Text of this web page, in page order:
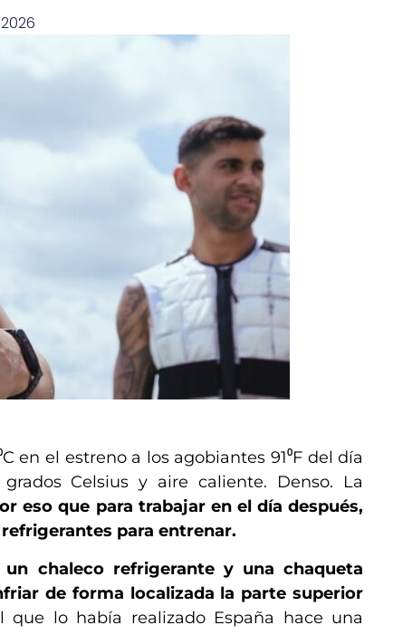
en el estreno a los agobiantes 91⁰F del día
Celsius y aire caliente. Denso. La
eso que para trabajar en el día después,
para entrenar.
chaleco refrigerante y una chaqueta
de forma localizada la parte superior
lo había realizado España hace una